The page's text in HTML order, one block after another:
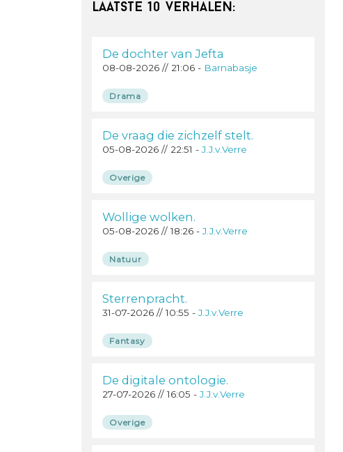
Laatste 10 verhalen:
De dochter van Jefta
08-08-2026 // 21:06 - Barnabasje
Drama
De vraag die zichzelf stelt.
05-08-2026 // 22:51 -J.J.v.Verre
Overige
Wollige wolken.
05-08-2026 // 18:26 -J.J.v.Verre
Natuur
Sterrenpracht.
31-07-2026 // 10:55 -J.J.v.Verre
Fantasy
De digitale ontologie.
27-07-2026 // 16:05 -J.J.v.Verre
Overige